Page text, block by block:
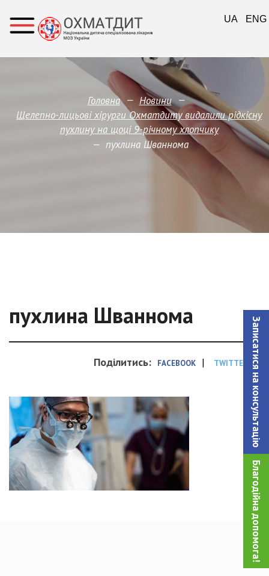
Записатися на консультацiю
Благодійна допомога!
Головна — Новини —
Щелепно-лицьові хірурги Охматдиту видалили рідкісну
пухлину на щоці 9-річному хлопчику
— пухлина Шваннома
пухлина Шваннома
Поділитись: FACEBOOK | TWITTER
UA ENG